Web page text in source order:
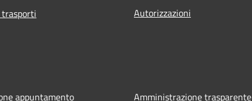
Autorizzazioni
appuntamento Amministrazione trasparente